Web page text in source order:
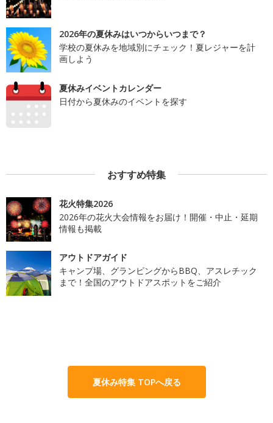
2026年の夏休みはいつからいつまで？
学校の夏休みを地域別にチェック！夏レジャーを計
画しよう
夏休みイベントカレンダー
日付から夏休みのイベントを探す
おすすめ特集
花火特集2026
2026年の花火大会情報をお届け！開催・中止・延期
情報も掲載
アウトドアガイド
キャンプ場、グランピングからBBQ、アスレチック
まで！全国のアウトドアスポットをご紹介
夏休み特集 TOPへ戻る